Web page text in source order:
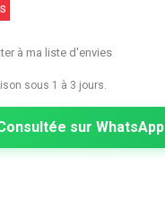
à ma liste d'envies
sous 1 à 3 jours.
sur WhatsApp